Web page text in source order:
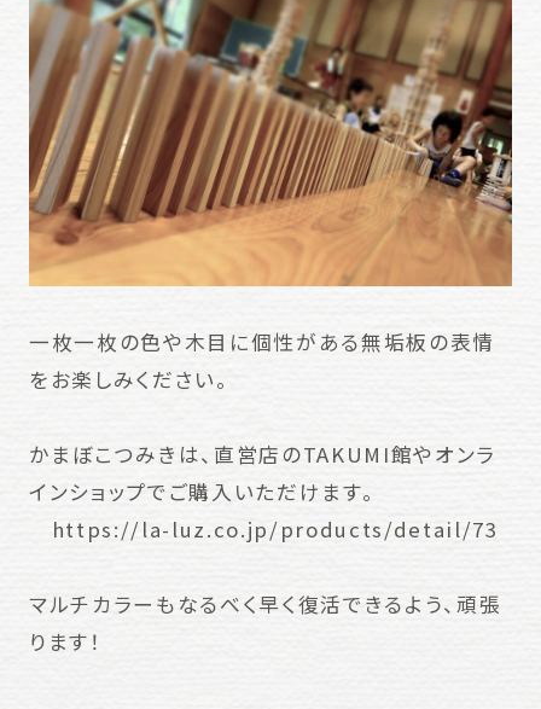
一枚一枚の色や木目に個性がある無垢板の表情
をお楽しみください。
かまぼこつみきは、直営店のTAKUMI館やオンラ
インショップでご購入いただけます。
https://la-luz.co.jp/products/detail/73
マルチカラーもなるべく早く復活できるよう、頑張
ります！